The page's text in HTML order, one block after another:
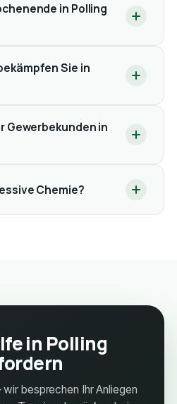
in Polling
Sie in
Gewerbekunden in
Chemie?
in Polling
besprechen Ihr Anliegen